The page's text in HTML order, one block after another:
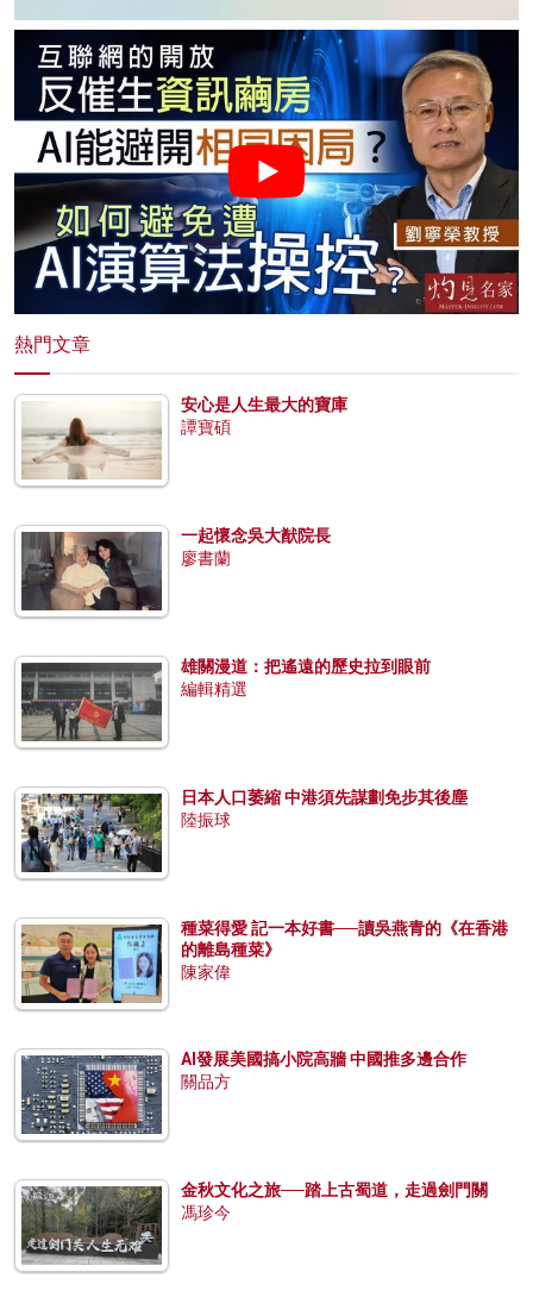
熱門文章
安心是人生最大的寶庫
譚寶碩
一起懷念吳大猷院長
廖書蘭
雄關漫道：把遙遠的歷史拉到眼前
編輯精選
日本人口萎縮 中港須先謀劃免步其後塵
陸振球
種菜得愛 記一本好書──讀吳燕青的《在香港
的離島種菜》
陳家偉
AI發展美國搞小院高牆 中國推多邊合作
關品方
金秋文化之旅──踏上古蜀道，走過劍門關
馮珍今